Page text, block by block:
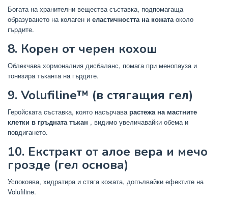
Богата на хранителни вещества съставка, подпомагаща
образуването на колаген и еластичността на кожатаоколо
гърдите.
8. Корен от черен кохош
Облекчава хормоналния дисбаланс, помага при менопауза и
тонизира тъканта на гърдите.
9. Volufiline™ (в стягащия гел)
Геройската съставка, която насърчаварастежа на мастните
клетки в гръдната тъкан , видимо увеличавайки обема и
повдигането.
10. Екстракт от алое вера и мечо
грозде (гел основа)
Успокоява, хидратира и стяга кожата, допълвайки ефектите на
Volufiline.